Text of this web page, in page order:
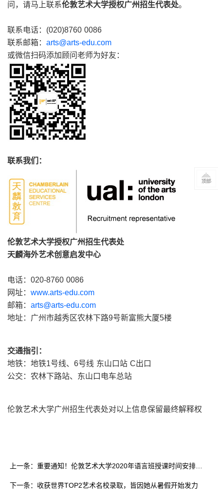
问，请马上联系伦敦艺术大学授权广州招生代表处。
联系电话：(020)8760 0086
联系邮箱： arts@arts-edu.com
或微信扫码添加顾问老师为好友：
联系我们：
伦敦艺术大学授权广州招生代表处
天麟海外艺术创意启发中心
电话：020-8760 0086
网址： www.arts-edu.com
邮箱： arts@arts-edu.com
地址：广州市越秀区农林下路9号新富熊大厦5楼
交通指引：
地铁：地铁1号线、6号线 东山口站 C出口
公交：农林下路站、东山口电车总站
伦敦艺术大学广州招生代表处对以上信息保留最终解释权
下一条：收获世界TOP2艺术名校录取，皆因她从暑假开始发力